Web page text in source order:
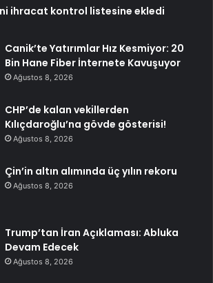
ihracat kontrol listesine ekledi
Canik’te Yatırımlar Hız Kesmiyor: 20
Bin Hane Fiber İnternete Kavuşuyor
Ağustos 8, 2026
CHP’de kalan vekillerden
Kılıçdaroğlu’na gövde gösterisi!
Ağustos 8, 2026
Çin’in altın alımında üç yılın rekoru
Ağustos 8, 2026
Trump’tan İran Açıklaması: Abluka
Devam Edecek
Ağustos 8, 2026